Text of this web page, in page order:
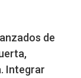
de
Integrar